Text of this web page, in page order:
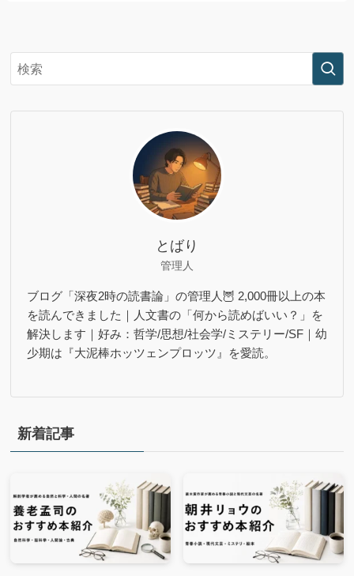
とばり
管理人
ブログ「深夜2時の読書論」の管理人🦉 2,000冊以上の本
を読んできました｜人文書の「何から読めばいい？」を
解決します｜好み：哲学/思想/社会学/ミステリー/SF｜幼
少期は『大泥棒ホッツェンプロッツ』を愛読。
新着記事